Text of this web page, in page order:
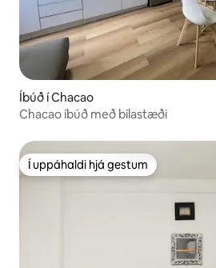
Íbúð í Chacao
Chacao íbúð með bílastæði
Í uppáhaldi hjá gestum
Í uppáhaldi hjá gestum